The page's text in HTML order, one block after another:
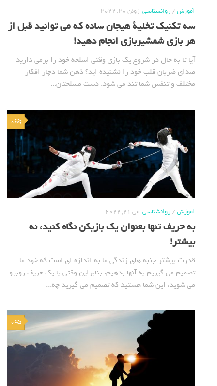
آموزش/روانشناسی ژوئن 20, 2022
سه تکنیک تخلیة هیجان ساده که می توانید قبل از
هر بازی شمشیربازی انجام دهید!
آیا تا به حال در شروع یک بازی وقتی اسلحه خود را برمی دارید،
صدای ضربان قلب خود را نشنیده اید؟ ذهن شما دچار افکار
مختلف و تنفس شما تند می شود. دست مسلحتان...
0
آموزش/روانشناسی می 21, 2022
به حریف تنها بعنوان یک بازیکن نگاه کنید، نه
بیشتر!
قدرت بیشتر جنبه های زندگی ما به اندازه ای است که خود ما
تصمیم می گیریم به آنها بدهیم. بنابراین وقتی با یک حریف روبرو
می شوید، این شما هستید که تصمیم می گیرید چه...
0